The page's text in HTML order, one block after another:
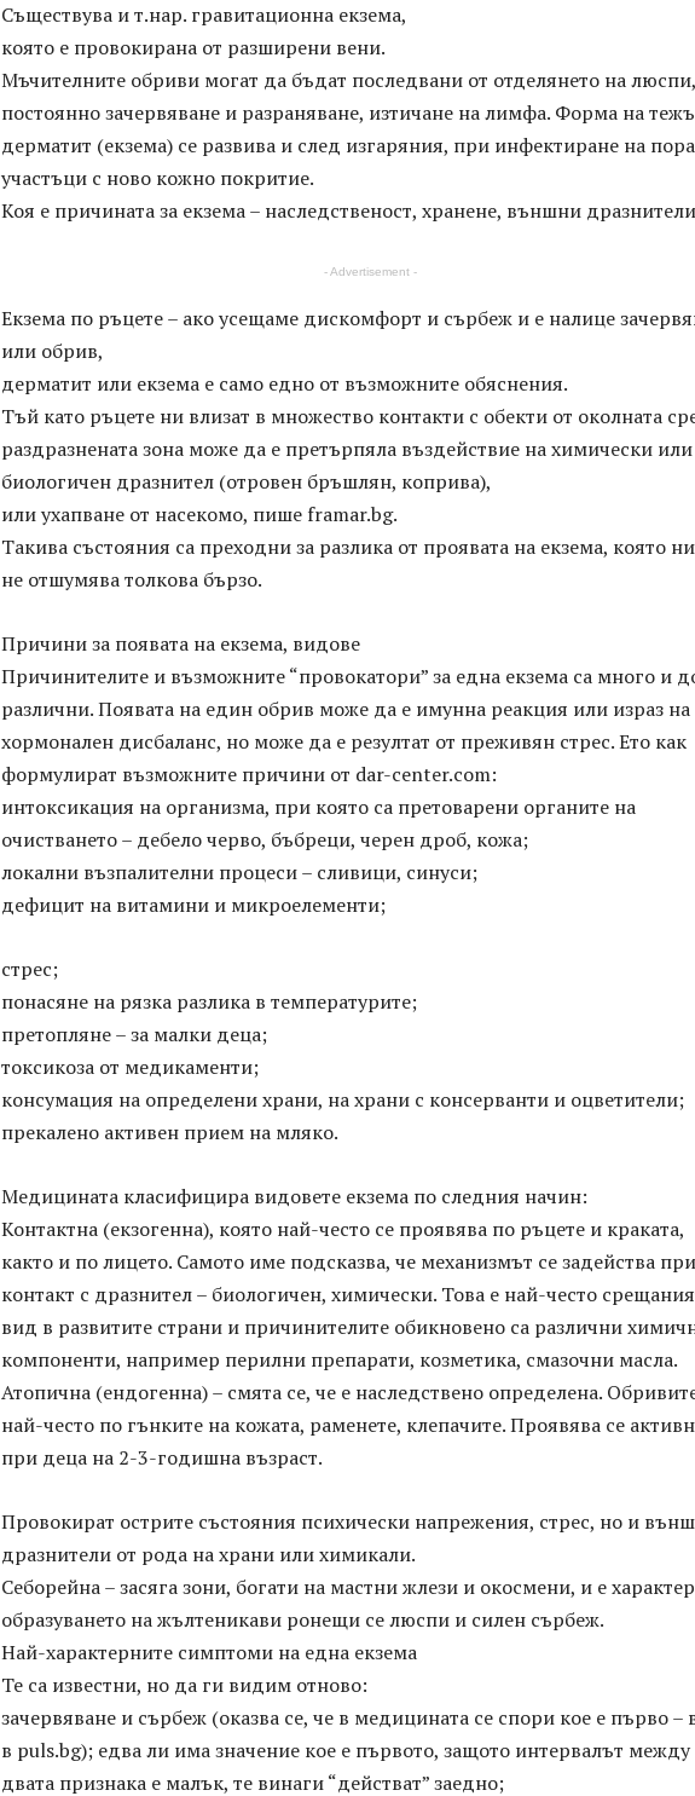
Съществува и т.нар. гравитационна екзема,
която е провокирана от разширени вени.
Мъчителните обриви могат да бъдат последвани от отделянето на люспи,
постоянно зачервяване и разраняване, изтичане на лимфа. Форма на
дерматит (екзема) се развива и след изгаряния, при инфектиране на
участъци с ново кожно покритие.
Коя е причината за екзема – наследственост, хранене, външни
- Advertisement -
Екзема по ръцете – ако усещаме дискомфорт и сърбеж и е налице
или обрив,
дерматит или екзема е само едно от възможните обяснения.
Тъй като ръцете ни влизат в множество контакти с обекти от околната
раздразнената зона може да е претърпяла въздействие на химически или
биологичен дразнител (отровен бръшлян, коприва),
или ухапване от насекомо, пише framar.bg.
Такива състояния са преходни за разлика от проявата на екзема, която
не отшумява толкова бързо.
Причини за появата на екзема, видове
Причинителите и възможните “провокатори” за една екзема са много и
различни. Появата на един обрив може да е имунна реакция или израз на
хормонален дисбаланс, но може да е резултат от преживян стрес. Ето как
формулират възможните причини от dar-center.com:
интоксикация на организма, при която са претоварени органите на
очистването – дебело черво, бъбреци, черен дроб, кожа;
локални възпалителни процеси – сливици, синуси;
дефицит на витамини и микроелементи;
стрес;
понасяне на рязка разлика в температурите;
претопляне – за малки деца;
токсикоза от медикаменти;
консумация на определени храни, на храни с консерванти и оцветители;
прекалено активен прием на мляко.
Медицината класифицира видовете екзема по следния начин:
Контактна (екзогенна), която най-често се проявява по ръцете и краката,
както и по лицето. Самото име подсказва, че механизмът се задейства при
контакт с дразнител – биологичен, химически. Това е най-често
вид в развитите страни и причинителите обикновено са различни
компоненти, например перилни препарати, козметика, смазочни масла.
Атопична (ендогенна) – смята се, че е наследствено определена.
най-често по гънките на кожата, раменете, клепачите. Проявява се
при деца на 2-3-годишна възраст.
Провокират острите състояния психически напрежения, стрес, но и
дразнители от рода на храни или химикали.
Себорейна – засяга зони, богати на мастни жлези и окосмени, и е
образуването на жълтеникави ронещи се люспи и силен сърбеж.
Най-характерните симптоми на една екзема
Те са известни, но да ги видим отново:
зачервяване и сърбеж (оказва се, че в медицината се спори кое е първо –
в puls.bg); едва ли има значение кое е първото, защото интервалът между
двата признака е малък, те винаги “действат” заедно;